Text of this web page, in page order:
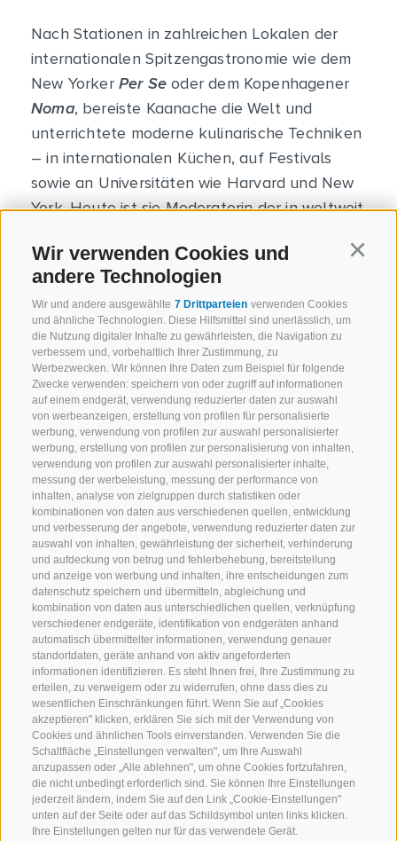
Wir verwenden Cookies und
andere Technologien
Wir und andere ausgewählte 7 Drittparteien verwenden Cookies
und ähnliche Technologien. Diese Hilfsmittel sind unerlässlich, um
die Nutzung digitaler Inhalte zu gewährleisten, die Navigation zu
verbessern und, vorbehaltlich Ihrer Zustimmung, zu
Werbezwecken. Wir können Ihre Daten zum Beispiel für folgende
Zwecke verwenden: speichern von oder zugriff auf informationen
auf einem endgerät, verwendung reduzierter daten zur auswahl
von werbeanzeigen, erstellung von profilen für personalisierte
werbung, verwendung von profilen zur auswahl personalisierter
werbung, erstellung von profilen zur personalisierung von inhalten,
verwendung von profilen zur auswahl personalisierter inhalte,
messung der werbeleistung, messung der performance von
inhalten, analyse von zielgruppen durch statistiken oder
kombinationen von daten aus verschiedenen quellen, entwicklung
und verbesserung der angebote, verwendung reduzierter daten zur
auswahl von inhalten, gewährleistung der sicherheit, verhinderung
und aufdeckung von betrug und fehlerbehebung, bereitstellung
und anzeige von werbung und inhalten, ihre entscheidungen zum
datenschutz speichern und übermitteln, abgleichung und
kombination von daten aus unterschiedlichen quellen, verknüpfung
verschiedener endgeräte, identifikation von endgeräten anhand
automatisch übermittelter informationen, verwendung genauer
standortdaten, geräte anhand von aktiv angeforderten
informationen identifizieren. Es steht Ihnen frei, Ihre Zustimmung zu
erteilen, zu verweigern oder zu widerrufen, ohne dass dies zu
wesentlichen Einschränkungen führt. Wenn Sie auf „Cookies
akzeptieren" klicken, erklären Sie sich mit der Verwendung von
Cookies und ähnlichen Tools einverstanden. Verwenden Sie die
Schaltfläche „Einstellungen verwalten", um Ihre Auswahl
anzupassen oder „Alle ablehnen", um ohne Cookies fortzufahren,
die nicht unbedingt erforderlich sind. Sie können Ihre Einstellungen
jederzeit ändern, indem Sie auf den Link „Cookie-Einstellungen"
unten auf der Seite oder auf das Schildsymbol unten links klicken.
Ihre Einstellungen gelten nur für das verwendete Gerät.
Nach Stationen in zahlreichen Lokalen der
internationalen Spitzengastronomie wie dem
New Yorker Per Se oder dem Kopenhagener
Noma, bereiste Kaanache die Welt und
unterrichtete moderne kulinarische Techniken
– in internationalen Küchen, auf Festivals
sowie an Universitäten wie Harvard und New
York. Heute ist sie Moderatorin der in weltweit
„Cocina Marroquí“ sowie Chefköchin ihres
eigenen RestaurantsNurin der Medina von
Fes, Marokko.
REZEPTE VON NAJAT